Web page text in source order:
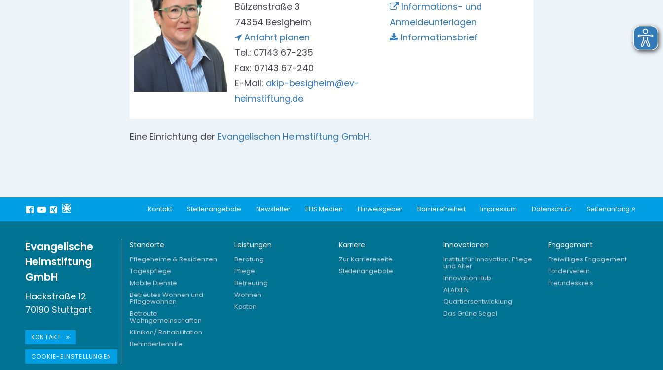
Bülzenstraße 3
74354 Besigheim
Anfahrt planen
Tel.: 07143 67-235
Fax: 07143 67-240
E-Mail: akip-besigheim@ev-
heimstiftung.de
Informations- und
Anmeldeunterlagen
Informationsbrief
Eine Einrichtung der Evangelischen Heimstiftung GmbH.
Kontakt Stellenangebote Newsletter EHS Medien Hinweisgeber Barrierefreiheit Impressum Datenschutz Seitenanfang
Evangelische
Heimstiftung
GmbH
Hackstraße 12
70190 Stuttgart
KONTAKT
COOKIE-EINSTELLUNGEN
Standorte
Pflegeheime & Residenzen
Tagespflege
Mobile Dienste
Betreutes Wohnen und
Pflegewohnen
Betreute
Wohngemeinschaften
Kliniken/ Rehabilitation
Behindertenhilfe
Leistungen
Beratung
Pflege
Betreuung
Wohnen
Kosten
Karriere
Zur Karriereseite
Stellenangebote
Innovationen
Institut für Innovation, Pflege
und Alter
Innovation Hub
ALADIEN
Quartiersentwicklung
Das Grüne Segel
Engagement
Freiwilliges Engagement
Förderverein
Freundeskreis